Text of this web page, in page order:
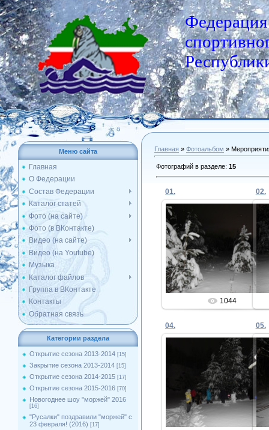
Федерация
Меню сайта
Главная
О Федерации
Состав Федерации
Каталог статей
Фото (на сайте)
Фото (в ВКонтакте)
Видео (на сайте)
Видео (на Youtube)
Музыка
Каталог файлов
Группа в ВКонтакте
Контакты
Обратная связь
Категории раздела
Открытие сезона 2013-2014 [15]
Закрытие сезона 2013-2014 [15]
Открытие сезона 2014-2015 [17]
Открытие сезона 2015-2016 [70]
Новогоднее шоу "моржей" 2016
[16]
"Русалки" поздравили "моржей" с
23 февраля! (2016) [17]
Главная » Фотоальбом »
Фотографий в разделе: 15
01.
08.01.2017
Admin
1044
02.
04.
08.01.2017
Admin
05.